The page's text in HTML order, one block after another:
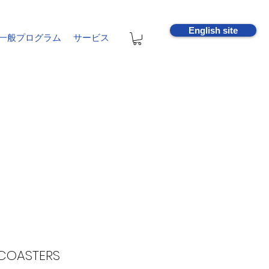
般プログラム サービス
English site